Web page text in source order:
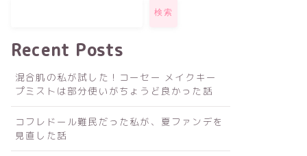
検索
Recent Posts
混合肌の私が試した！コーセー メイクキー
プミストは部分使いがちょうど良かった話
コフレドール難民だった私が、夏ファンデを
見直した話